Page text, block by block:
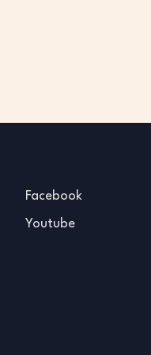
Facebook
Youtube